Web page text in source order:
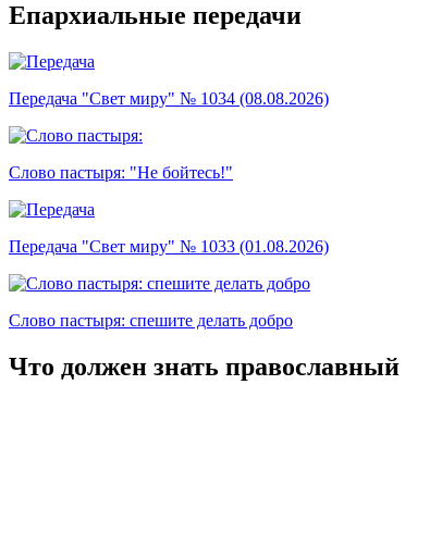
Епархиальные передачи
Передача "Свет миру" № 1034 (08.08.2026)
Слово пастыря: "Не бойтесь!"
Передача "Свет миру" № 1033 (01.08.2026)
Слово пастыря: спешите делать добро
Что должен знать православный